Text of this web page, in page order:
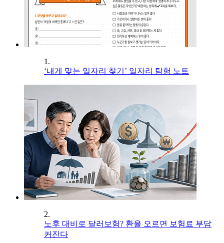
1.
‘내게 맞는 일자리 찾기’ 일자리 탐험 노트
2.
노후 대비로 달러보험? 환율 오르면 보험료 부담
커진다